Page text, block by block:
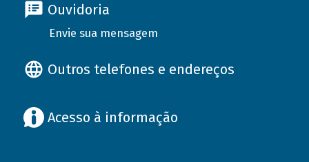
Ouvidoria
Envie sua mensagem
Outros telefones e endereços
Acesso à informação